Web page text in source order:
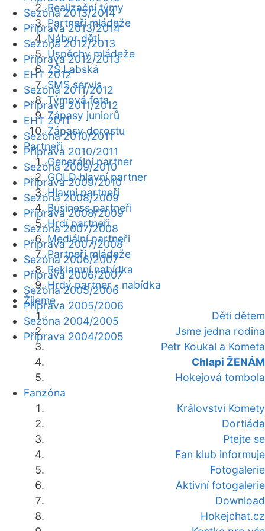
Realizační týmy
Partneři mládeže
Nábor dětí
Úspěchy mládeže
ZŠ Labská
SMS servis
Týmová fota
Zápasy juniorů
Zápasy dorostu
Partneři
Generální partner
GOLD hlavní partner
Hlavní partneři
Business partneři
Hrdí partneři
Mediální partneři
Partneři mládeže
Reklamní nabídka
Hrdý partner - nabídka
Žijeme
Děti dětem
Jsme jedna rodina
Petr Koukal a Kometa
Chlapi ŽENÁM
Hokejová tombola
Fanzóna
Království Komety
Dortiáda
Ptejte se
Fan klub informuje
Fotogalerie
Aktivní fotogalerie
Download
Hokejchat.cz
Sezóna 2013/2014
Příprava 2013/2014
Sezóna 2012/2013
Příprava 2012/2013
EHT 2012
Sezóna 2011/2012
Příprava 2011/2012
EHT 2011
Sezóna 2010/2011
Příprava 2010/2011
Sezóna 2009/2010
Příprava 2009/2010
Sezóna 2008/2009
Příprava 2008/2009
Sezóna 2007/2008
Příprava 2007/2008
Sezóna 2006/2007
Příprava 2006/2007
Sezóna 2005/2006
Příprava 2005/2006
Sezóna 2004/2005
Příprava 2004/2005